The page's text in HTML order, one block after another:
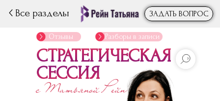
Все разделы ЗАДАТЬ ВОПРОС
СТРАТЕГИЧЕСКАЯ
СЕССИЯ
Отзывы Разборы в записи